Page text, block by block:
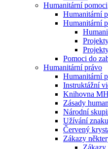
Humanitární pomoci
Humanitární
Humanitární
Pomoci do
Humanitární právo
Humanitární
Instruktážní
Knihovna
Zásady
Národní
Užívání
Červený
Zákazy